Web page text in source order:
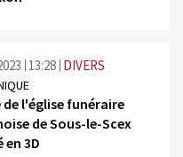
13:28 DIVERS
de l'église funéraire
de Sous-le-Scex
en 3D